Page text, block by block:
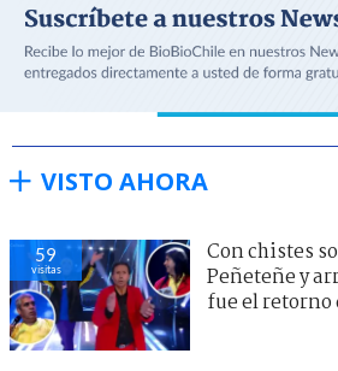
VISTO AHORA
59
visitas
Con chistes
Peñeteñe y
fue el